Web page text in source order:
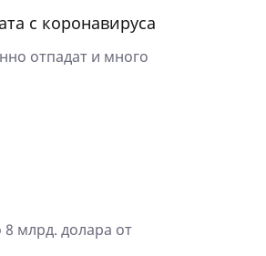
с коронавируса
отпадат и много
млрд. долара от